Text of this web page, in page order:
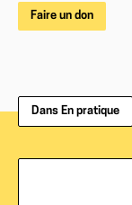
Faire un don
Dans En pratique